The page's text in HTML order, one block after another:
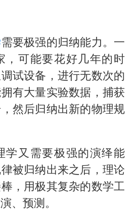
需要极强的归纳能力。一
，可能要花好几年的时
试设备，进行无数次的
有大量实验数据，捕获
然后归纳出新的物理规
学又需要极强的演绎能
被归纳出来之后，理论
，用极其复杂的数学工
、预测。